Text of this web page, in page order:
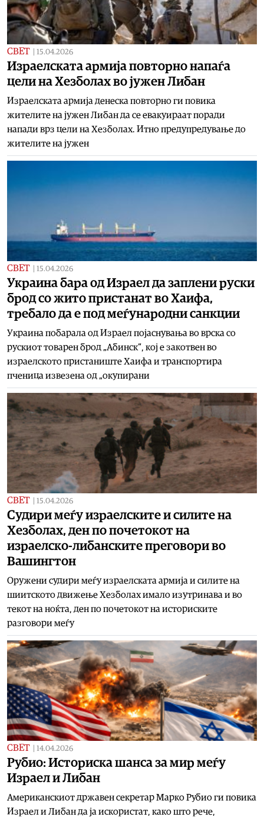
СВЕТ 15.04.2026
Израелската армија повторно напаѓа
цели на Хезболах во јужен Либан
Израелската армија денеска повторно ги повика
жителите на јужен Либан да се евакуираат поради
напади врз цели на Хезболах. Итно предупредување до
жителите на јужен
СВЕТ 15.04.2026
Украина бара од Израел да заплени руски
брод со жито пристанат во Хаифа,
требало да е под меѓународни санкции
Украина побарала од Израел појаснувања во врска со
рускиот товарен брод „Абинск“, кој е закотвен во
израелското пристаниште Хаифа и транспортира
пченица извезена од „окупирани
СВЕТ 15.04.2026
Судири меѓу израелските и силите на
Хезболах, ден по почетокот на
израелско-либанските преговори во
Вашингтон
Оружени судири меѓу израелската армија и силите на
шиитското движење Хезболах имало изутринава и во
текот на ноќта, ден по почетокот на историските
разговори меѓу
СВЕТ 14.04.2026
Рубио: Историска шанса за мир меѓу
Израел и Либан
Американскиот државен секретар Марко Рубио ги повика
Израел и Либан да ја искористат, како што рече,